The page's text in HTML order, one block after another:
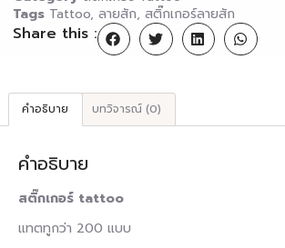
Tags Tattoo, ลายสัก, สติ๊กเกอร์ลายสัก
Share this :
คำอธิบาย บทวิจารณ์ (0)
คำอธิบาย
สติ๊กเกอร์ tattoo
แทตทูกว่า 200 แบบ